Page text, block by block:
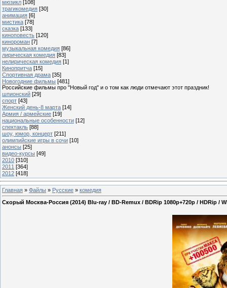
мюзикл [108]
трагикомедия [30]
анимация [6]
мистика [78]
сказка [133]
киноповесть [120]
кинороман [7]
музыкальная комедия [86]
лирическая комедия [83]
нелирическая комедия [1]
Кинопритча [15]
Спортивная драма [35]
Новогодние фильмы [481]
Российские фильмы про "Новый год" и о том как люди отмечают этот праздник!
шпионский [29]
спорт [43]
Женский день-8 марта [14]
Армия / армейские [19]
национальные особенности [12]
спектакль [88]
шоу, юмор, концерт [211]
олимпийские игры в сочи [10]
анонсы [25]
видео-курсы [49]
2010 [310]
2011 [364]
2012 [418]
Главная » Файлы » Русские » комедия
Скорый Москва-Россия (2014) Blu-ray / BD-Remux / BDRip 1080p+720p / HDRip /